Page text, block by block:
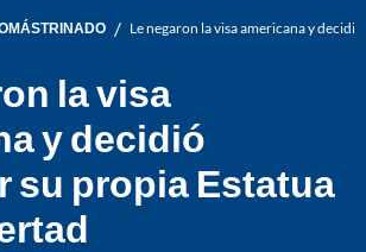
/ Le negaron la visa americana y
la visa
y decidió
su propia Estatua